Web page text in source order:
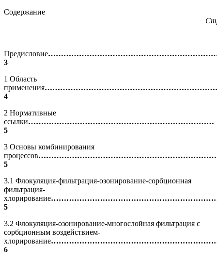
Содержание
Предисловие
3
1 Область
применения
4
2 Нормативные
ссылки………………………………………………………………
5
3 Основы комбинирования
процессов
5
3.1 Флокуляция-фильтрация-озонирование-сорбционная
фильтрация-
хлорирование
5
3.2 Флокуляция-озонирование-многослойная фильтрация с
сорбционным воздействием-
хлорирование
6